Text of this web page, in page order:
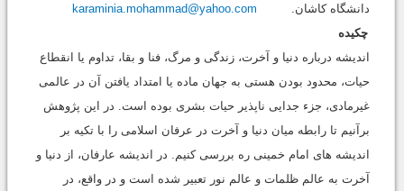
دانشگاه کاشان.
karaminia.mohammad@yahoo.com
چکیده
اندیشه درباره دنیا و آخرت، زندگى و مرگ، فنا و بقا، تداوم یا انقطاع
حیات، محدود بودن هستى به جهان ماده یا امتداد یافتن آن در عالمى
غیرمادى، جزء جدایی ناپذیر حیات بشری بوده است. در این پژوهش
برآنیم تا رابطه میان دنیا و آخرت در عرفان اسلامی را با تکیه بر
اندیشه های امام خمینی ره بررسی کنیم. در اندیشه عارفان، از دنیا و
آخرت به عالم ظلمات و عالم نور تعبیر شده است و در واقع، در